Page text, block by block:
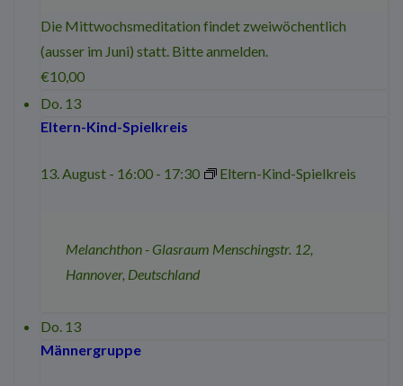
Die Mittwochsmeditation findet zweiwöchentlich
(ausser im Juni) statt. Bitte anmelden.
€10,00
Do. 13
Eltern-Kind-Spielkreis
13. August - 16:00 - 17:30 Eltern-Kind-Spielkreis
Melanchthon - Glasraum Menschingstr. 12,
Hannover, Deutschland
Do. 13
Männergruppe